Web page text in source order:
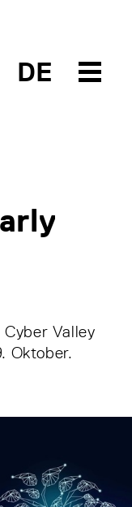
DE
Valley
Oktober.